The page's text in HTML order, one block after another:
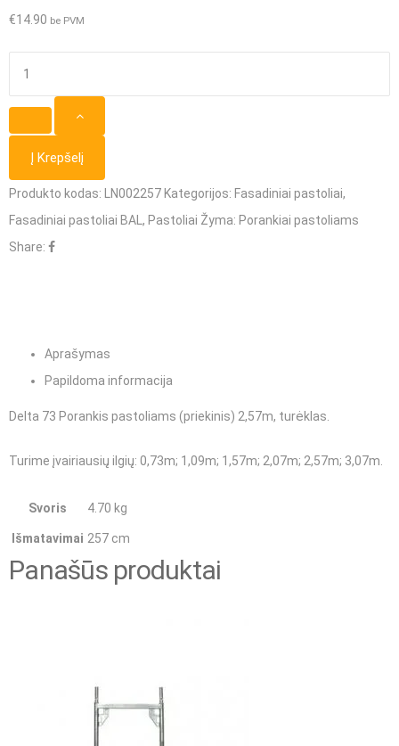
€14.90 be PVM
pastoliams
(priekinis)
2,57m
Į Krepšelį
Produkto kodas: LN002257 Kategorijos: Fasadiniai pastoliai,
Fasadiniai pastoliai BAL , Pastoliai Žyma: Porankiai pastoliams
Share:
Aprašymas
Papildoma informacija
Delta 73 Porankis pastoliams (priekinis) 2,57m, turėklas.
Turime įvairiausių ilgių: 0,73m; 1,09m; 1,57m; 2,07m; 2,57m; 3,07m.
Svoris 4.70 kg
Išmatavimai 257 cm
Panašūs produktai